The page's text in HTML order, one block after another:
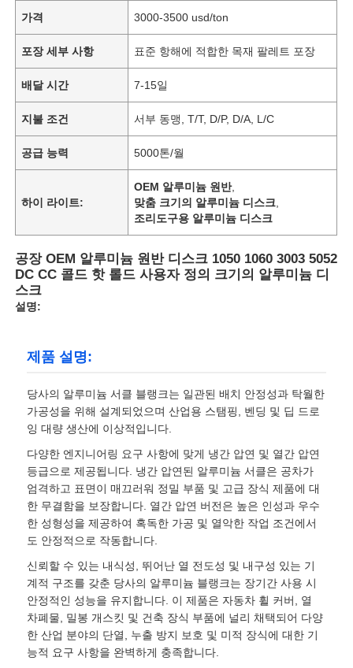
가격 3000-3500 usd/ton
포장 세부 사항 표준 항해에 적합한 목재 팔레트 포장
배달 시간 7-15일
지불 조건 서부 동맹, T/T, D/P, D/A, L/C
공급 능력 5000톤/월
하이 라이트:
OEM 알루미늄 원반,
맞춤 크기의 알루미늄 디스크
조리도구용 알루미늄 디스크
공장 OEM 알루미늄 원반 디스크 1050 1060 3003 5052
DC CC 콜드 핫 롤드 사용자 정의 크기의 알루미늄 디
스크
설명:
제품 설명:
당사의 알루미늄 서클 블랭크는 일관된 배치 안정성과 탁월한
가공성을 위해 설계되었으며 산업용 스탬핑, 벤딩 및 딥 드로
잉 대량 생산에 이상적입니다.
다양한 엔지니어링 요구 사항에 맞게 냉간 압연 및 열간 압연
등급으로 제공됩니다. 냉간 압연된 알루미늄 서클은 공차가
엄격하고 표면이 매끄러워 정밀 부품 및 고급 장식 제품에 대
한 무결함을 보장합니다. 열간 압연 버전은 높은 인성과 우수
한 성형성을 제공하여 혹독한 가공 및 열악한 작업 조건에서
도 안정적으로 작동합니다.
신뢰할 수 있는 내식성, 뛰어난 열 전도성 및 내구성 있는 기
계적 구조를 갖춘 당사의 알루미늄 블랭크는 장기간 사용 시
안정적인 성능을 유지합니다. 이 제품은 자동차 휠 커버, 열
차폐물, 밀봉 개스킷 및 건축 장식 부품에 널리 채택되어 다양
한 산업 분야의 단열, 누출 방지 보호 및 미적 장식에 대한 기
능적 요구 사항을 완벽하게 충족합니다.